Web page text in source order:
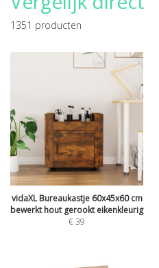
1351 producten
vidaXL Bureaukastje 60x45x60 cm
bewerkt hout gerookt eikenkleurig
€39